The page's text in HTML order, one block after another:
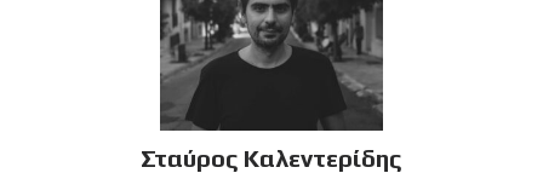
Σταύρος Καλεντερίδης